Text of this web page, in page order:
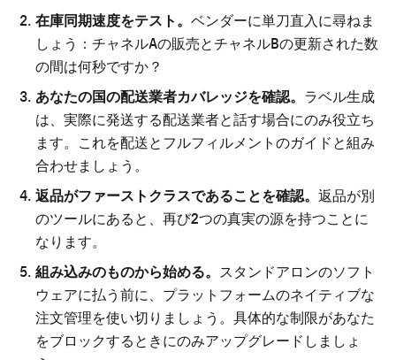
在庫同期速度をテスト。 ベンダーに単刀直入に尋ねま
しょう：チャネルAの販売とチャネルBの更新された数
の間は何秒ですか？
あなたの国の配送業者カバレッジを確認。 ラベル生成
は、実際に発送する配送業者と話す場合にのみ役立ち
ます。これを配送とフルフィルメントのガイドと組み
合わせましょう。
返品がファーストクラスであることを確認。 返品が別
のツールにあると、再び2つの真実の源を持つことに
なります。
組み込みのものから始める。 スタンドアロンのソフト
ウェアに払う前に、プラットフォームのネイティブな
注文管理を使い切りましょう。具体的な制限があなた
をブロックするときにのみアップグレードしましょ